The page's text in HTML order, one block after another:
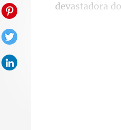
devastadora